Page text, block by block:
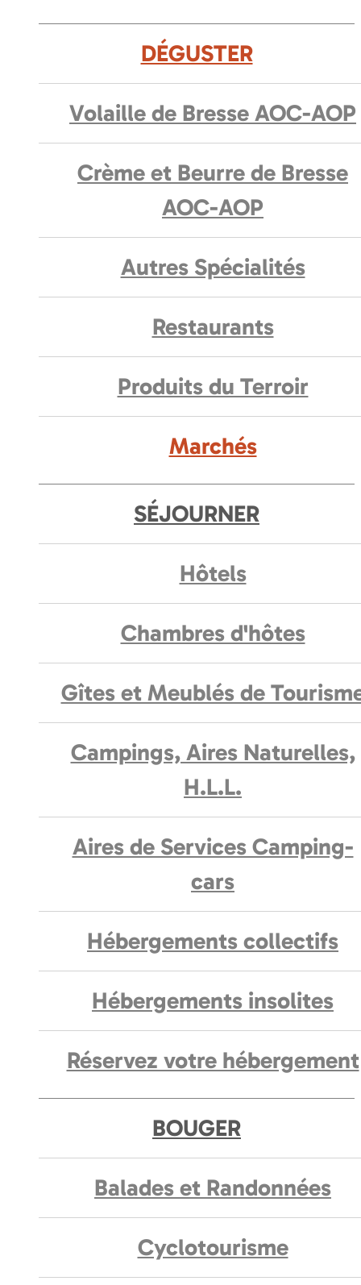
DÉGUSTER
Volaille de Bresse AOC-AOP
Crème et Beurre de Bresse
AOC-AOP
Autres Spécialités
Restaurants
Produits du Terroir
Marchés
SÉJOURNER
Hôtels
Chambres d'hôtes
Gîtes et Meublés de
Campings, Aires Naturelles,
H.L.L.
Aires de Services Camping-
cars
Hébergements collectifs
Hébergements insolites
Réservez votre hébergement
BOUGER
Balades et Randonnées
Cyclotourisme